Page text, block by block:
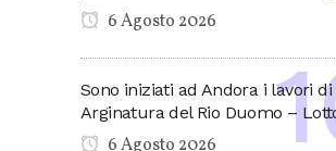
6 Agosto 2026
Sono iniziati ad Andora i lavori di
Arginatura del Rio Duomo –
6 Agosto 2026